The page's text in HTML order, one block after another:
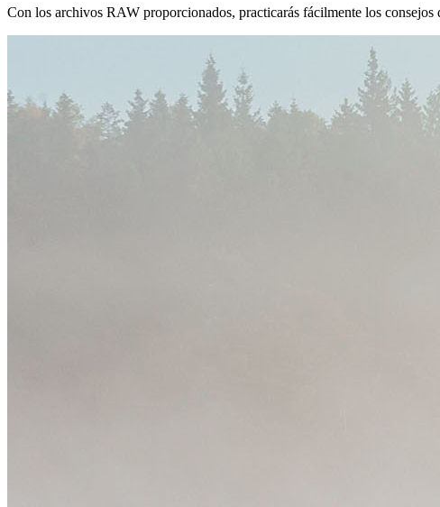
Con los archivos RAW proporcionados, practicarás fácilmente los consejos